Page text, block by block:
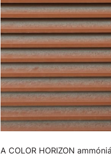
A COLOR HORIZON